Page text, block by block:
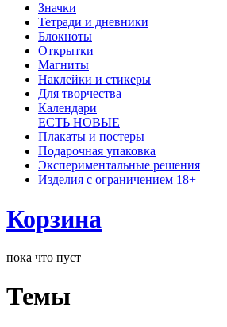
Значки
Тетради и дневники
Блокноты
Открытки
Магниты
Наклейки и стикеры
Для творчества
Календари
ЕСТЬ НОВЫЕ
Плакаты и постеры
Подарочная упаковка
Экспериментальные решения
Изделия с ограничением 18+
Корзина
пока что пуст
Темы